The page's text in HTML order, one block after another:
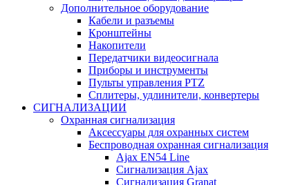
Дополнительное оборудование
Кабели и разъемы
Кронштейны
Накопители
Передатчики видеосигнала
Приборы и инструменты
Пульты управления PTZ
Сплитеры, удлинители, конвертеры
СИГНАЛИЗАЦИИ
Охранная сигнализация
Аксессуары для охранных систем
Беспроводная охранная сигнализация
Ajax EN54 Line
Сигнализация Ajax
Сигнализация Granat